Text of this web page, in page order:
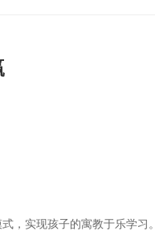
，实现孩子的寓教于乐学习。